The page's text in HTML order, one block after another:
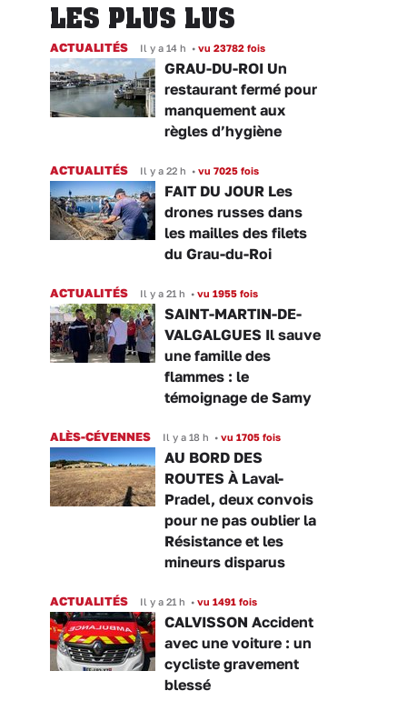
LES PLUS LUS
ACTUALITÉS Il y a 14 h • vu 23782 fois
GRAU-DU-ROI Un
restaurant fermé pour
manquement aux
règles d’hygiène
ACTUALITÉS Il y a 22 h • vu 7025 fois
FAIT DU JOUR Les
drones russes dans
les mailles des filets
du Grau-du-Roi
ACTUALITÉS Il y a 21 h • vu 1955 fois
SAINT-MARTIN-DE-
VALGALGUES Il sauve
une famille des
flammes : le
témoignage de Samy
ALÈS-CÉVENNES Il y a 18 h • vu 1705 fois
AU BORD DES
ROUTES À Laval-
Pradel, deux convois
pour ne pas oublier la
Résistance et les
mineurs disparus
ACTUALITÉS Il y a 21 h • vu 1491 fois
CALVISSON Accident
avec une voiture : un
cycliste gravement
blessé